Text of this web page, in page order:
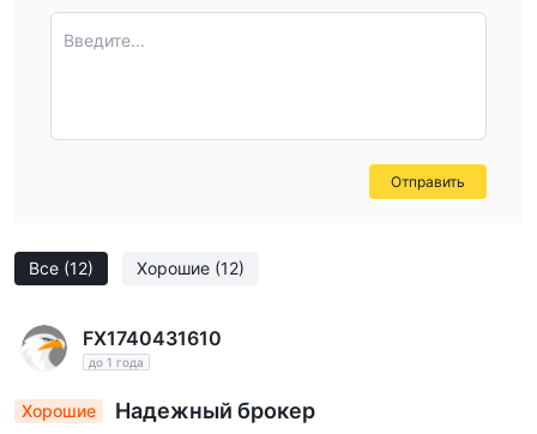
Все (12) Хорошие (12)
FX1740431610
до 1 года
Хорошие Надежный брокер
Введите...
Отправить